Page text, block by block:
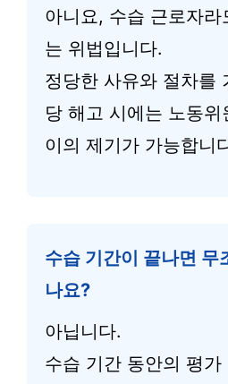
아니요, 수습 근로자라
는 위법입니다.
정당한 사유와 절차를
당 해고 시에는 노동위
이의 제기가 가능합니
수습 기간이 끝나면 무
나요?
아닙니다.
수습 기간 동안의 평가